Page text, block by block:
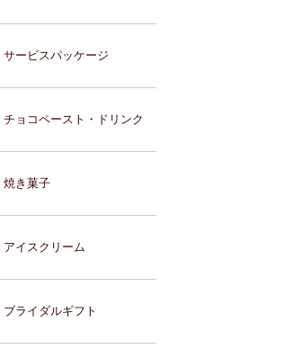
サービスパッケージ
チョコペースト・ドリンク
焼き菓子
アイスクリーム
ブライダルギフト